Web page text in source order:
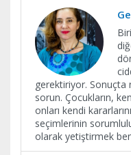
gerektiriyor. Sonuçta
sorun. Çocukların,
onları kendi
seçimlerinin
olarak yetiştirmek